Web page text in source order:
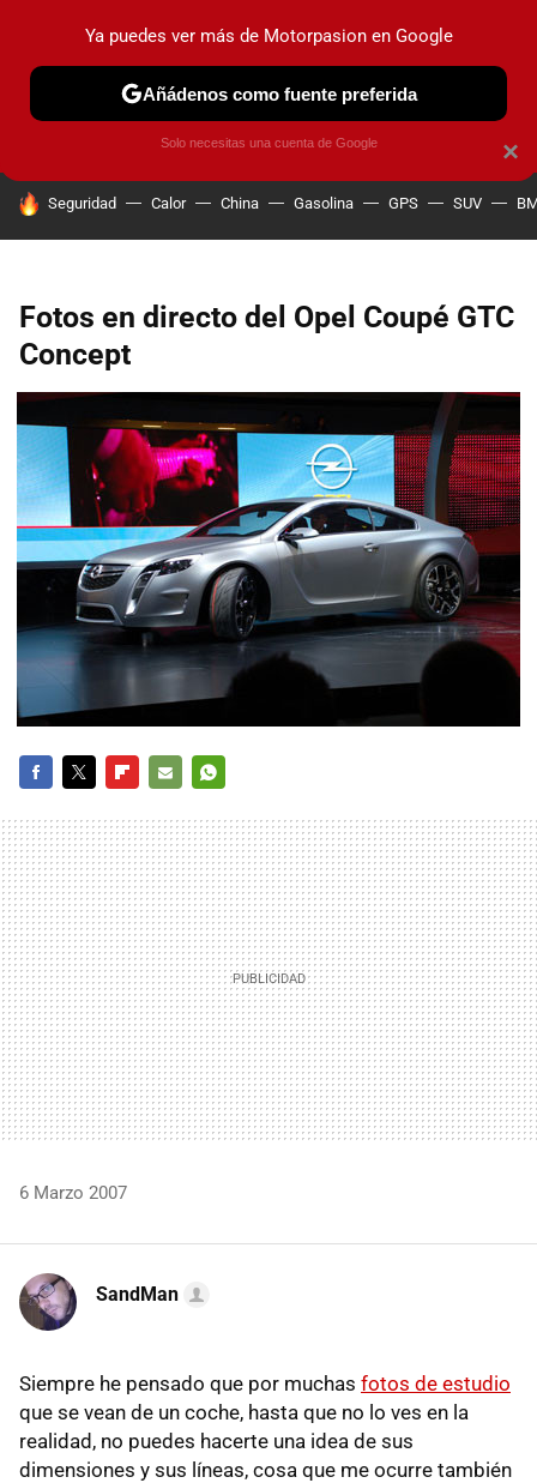
PRUEBAS COCHES ELÉCTRICOS OBSERVATORIO
HOY SE HABLA DE
Seguridad Calor China Gasolina GPS SUV
Fotos en directo del Opel Coupé GTC
Concept
MAIL
6 Marzo 2007
SandMan
Siempre he pensado que por muchas fotos de estudio
que se vean de un coche, hasta que no lo ves en la
realidad, no puedes hacerte una idea de sus
dimensiones y sus líneas, cosa que me ocurre también
×
Ya puedes ver más de Motorpasion en Google
Añádenos como fuente preferida
Solo necesitas una cuenta de Google